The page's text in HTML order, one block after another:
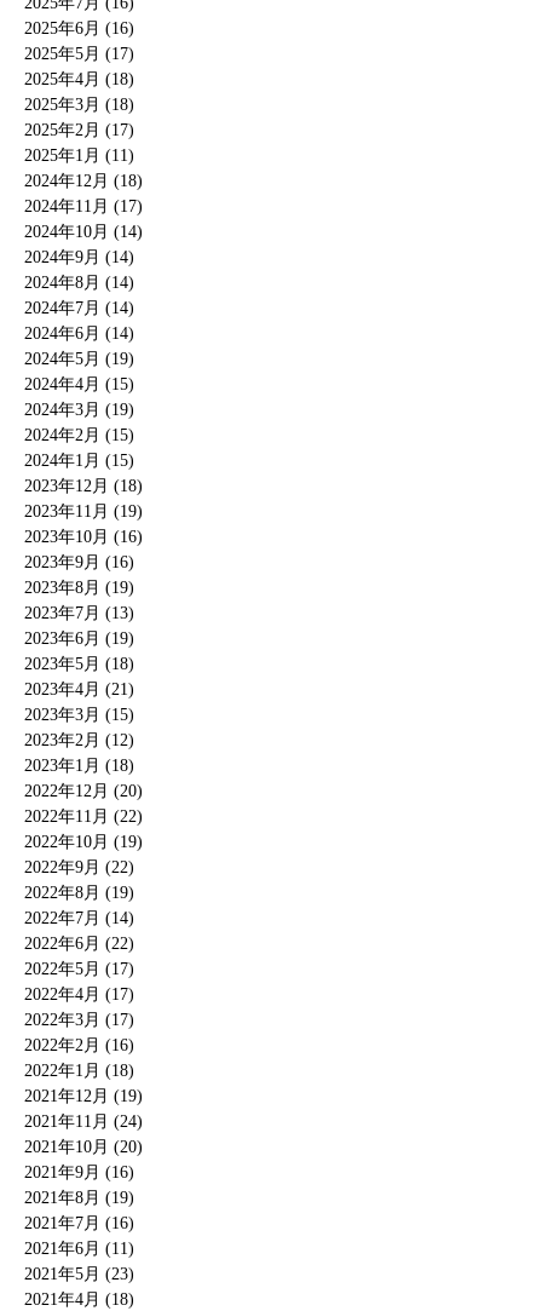
2025年6月 (16)
2025年5月 (17)
2025年4月 (18)
2025年3月 (18)
2025年2月 (17)
2025年1月 (11)
2024年12月 (18)
2024年11月 (17)
2024年10月 (14)
2024年9月 (14)
2024年8月 (14)
2024年7月 (14)
2024年6月 (14)
2024年5月 (19)
2024年4月 (15)
2024年3月 (19)
2024年2月 (15)
2024年1月 (15)
2023年12月 (18)
2023年11月 (19)
2023年10月 (16)
2023年9月 (16)
2023年8月 (19)
2023年7月 (13)
2023年6月 (19)
2023年5月 (18)
2023年4月 (21)
2023年3月 (15)
2023年2月 (12)
2023年1月 (18)
2022年12月 (20)
2022年11月 (22)
2022年10月 (19)
2022年9月 (22)
2022年8月 (19)
2022年7月 (14)
2022年6月 (22)
2022年5月 (17)
2022年4月 (17)
2022年3月 (17)
2022年2月 (16)
2022年1月 (18)
2021年12月 (19)
2021年11月 (24)
2021年10月 (20)
2021年9月 (16)
2021年8月 (19)
2021年7月 (16)
2021年6月 (11)
2021年5月 (23)
2021年4月 (18)